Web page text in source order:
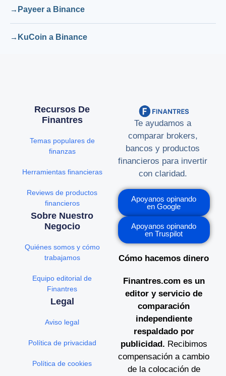
Payeer a Binance
KuCoin a Binance
Te ayudamos a
comparar brokers,
bancos y productos
financieros para invertir
con claridad.
Apoyanos opinando
en Google
Apoyanos opinando
en Truspilot
Cómo hacemos dinero
Finantres.com es un
editor y servicio de
comparación
independiente
respaldado por
publicidad. Recibimos
compensación a cambio
de la colocación de
Recursos De
Finantres
Temas populares de
finanzas
Herramientas financieras
Reviews de productos
financieros
Sobre Nuestro
Negocio
Quiénes somos y cómo
trabajamos
Equipo editorial de
Finantres
Legal
Aviso legal
Política de privacidad
Política de cookies